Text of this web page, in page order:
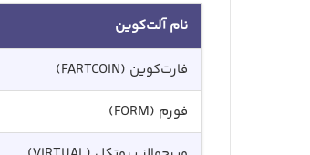
نام آلت‌کوین
فارت‌کوین (FARTCOIN)
فورم (FORM)